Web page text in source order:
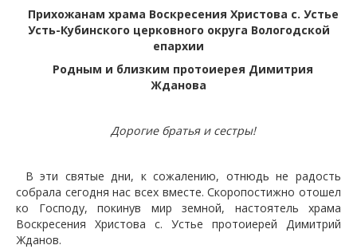
Прихожанам храма Воскресения Христова с. Устье
Усть-Кубинского церковного округа Вологодской
епархии
Родным и близким протоиерея Димитрия
Жданова
Дорогие братья и сестры!
В эти святые дни, к сожалению, отнюдь не радость
собрала сегодня нас всех вместе. Скоропостижно отошел
ко Господу, покинув мир земной, настоятель храма
Воскресения Христова с. Устье протоиерей Димитрий
Жданов.